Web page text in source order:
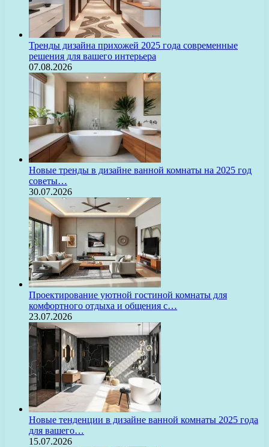
Тренды дизайна прихожей 2025 года современные
решения для вашего интерьера
07.08.2026
Новые тренды в дизайне ванной комнаты на 2025 год
советы…
30.07.2026
Проектирование уютной гостиной комнаты для
комфортного отдыха и общения с…
23.07.2026
Новые тенденции в дизайне ванной комнаты 2025 года
для вашего…
15.07.2026